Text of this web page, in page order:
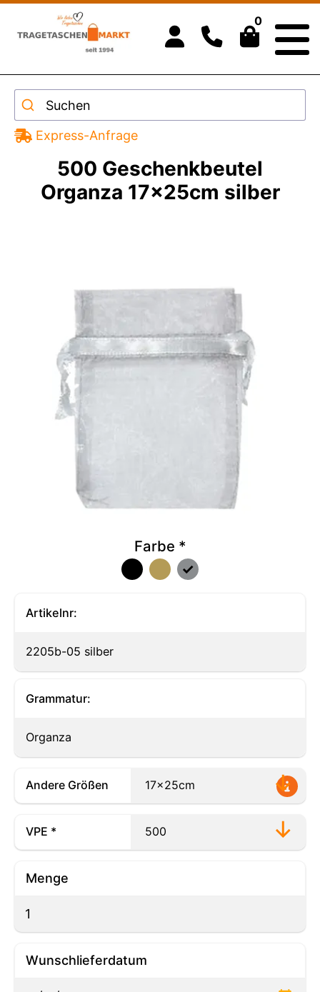
0
Suchen
Express-Anfrage
500 Geschenkbeutel
Organza 17x25cm silber
Farbe *
Artikelnr:
2205b-05 silber
Grammatur:
Organza
Andere Größen
VPE *
Menge
Wunschlieferdatum